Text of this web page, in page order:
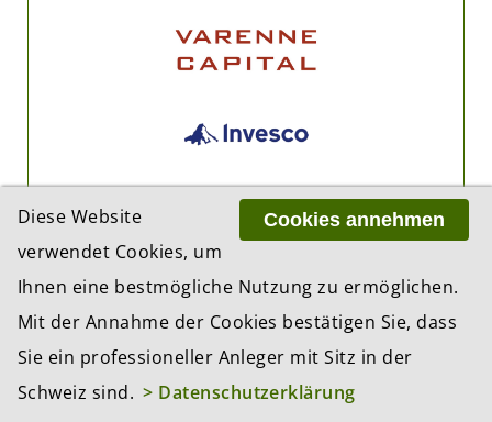
Cookies annehmen
Diese Website
verwendet Cookies, um
Ihnen eine bestmögliche Nutzung zu ermöglichen.
Mit der Annahme der Cookies bestätigen Sie, dass
Sie ein professioneller Anleger mit Sitz in der
Schweiz sind. > Datenschutzerklärung